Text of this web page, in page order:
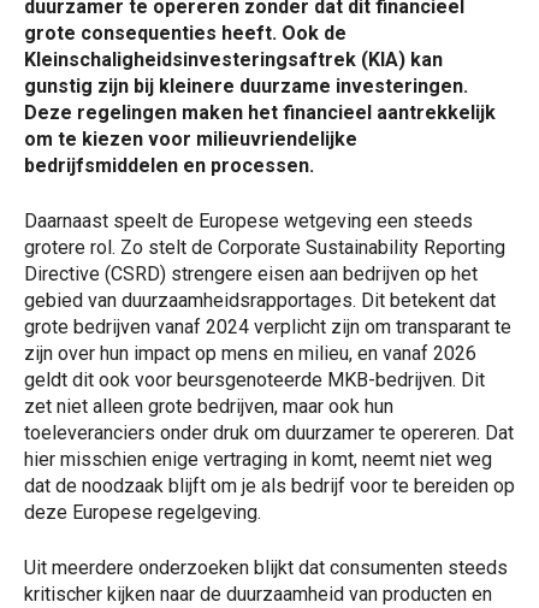
duurzamer te opereren zonder dat dit financieel
grote consequenties heeft. Ook de
Kleinschaligheidsinvesteringsaftrek (KIA) kan
gunstig zijn bij kleinere duurzame investeringen.
Deze regelingen maken het financieel aantrekkelijk
om te kiezen voor milieuvriendelijke
bedrijfsmiddelen en processen.
Daarnaast speelt de Europese wetgeving een steeds
grotere rol. Zo stelt de Corporate Sustainability Reporting
Directive (CSRD) strengere eisen aan bedrijven op het
gebied van duurzaamheidsrapportages. Dit betekent dat
grote bedrijven vanaf 2024 verplicht zijn om transparant te
zijn over hun impact op mens en milieu, en vanaf 2026
geldt dit ook voor beursgenoteerde MKB-bedrijven. Dit
zet niet alleen grote bedrijven, maar ook hun
toeleveranciers onder druk om duurzamer te opereren. Dat
hier misschien enige vertraging in komt, neemt niet weg
dat de noodzaak blijft om je als bedrijf voor te bereiden op
deze Europese regelgeving.
Uit meerdere onderzoeken blijkt dat consumenten steeds
kritischer kijken naar de duurzaamheid van producten en